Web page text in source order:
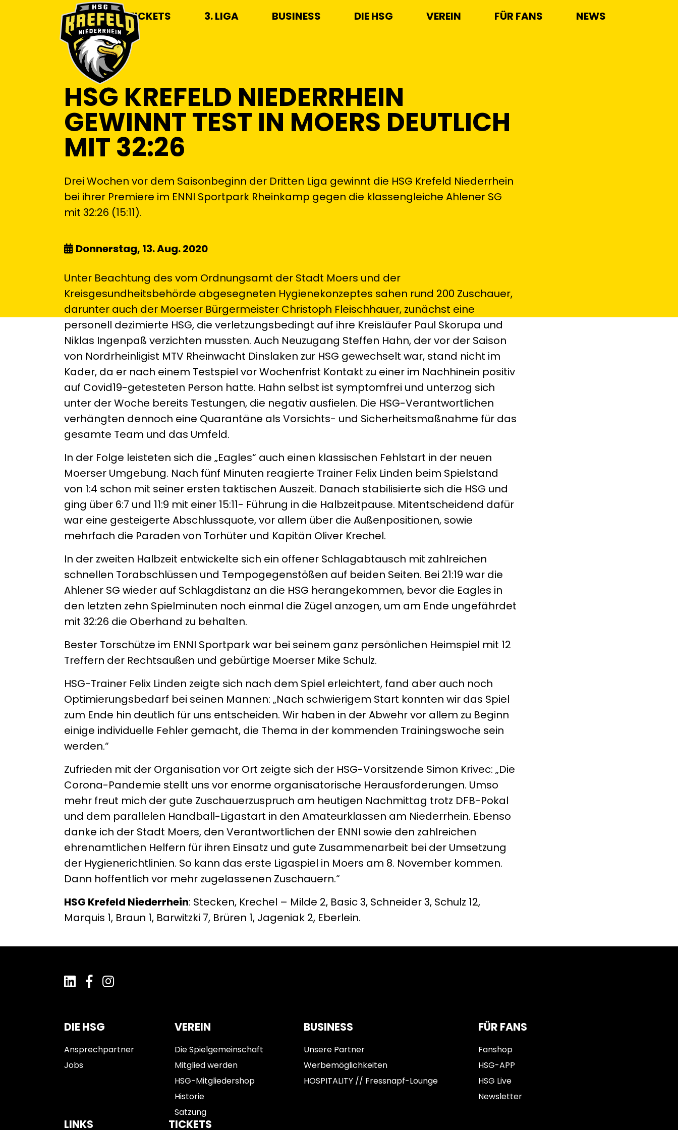
TICKETS 3. LIGA BUSINESS DIE HSG VEREIN FÜR FANS NEWS
HSG KREFELD NIEDERRHEIN
GEWINNT TEST IN MOERS DEUTLICH
MIT 32:26
Drei Wochen vor dem Saisonbeginn der Dritten Liga gewinnt die HSG Krefeld Niederrhein
bei ihrer Premiere im ENNI Sportpark Rheinkamp gegen die klassengleiche Ahlener SG
mit 32:26 (15:11).
Donnerstag, 13. Aug. 2020
Unter Beachtung des vom Ordnungsamt der Stadt Moers und der
Kreisgesundheitsbehörde abgesegneten Hygienekonzeptes sahen rund 200 Zuschauer,
darunter auch der Moerser Bürgermeister Christoph Fleischhauer, zunächst eine
personell dezimierte HSG, die verletzungsbedingt auf ihre Kreisläufer Paul Skorupa und
Niklas Ingenpaß verzichten mussten. Auch Neuzugang Steffen Hahn, der vor der Saison
von Nordrheinligist MTV Rheinwacht Dinslaken zur HSG gewechselt war, stand nicht im
Kader, da er nach einem Testspiel vor Wochenfrist Kontakt zu einer im Nachhinein positiv
auf Covid19-getesteten Person hatte. Hahn selbst ist symptomfrei und unterzog sich
unter der Woche bereits Testungen, die negativ ausfielen. Die HSG-Verantwortlichen
verhängten dennoch eine Quarantäne als Vorsichts- und Sicherheitsmaßnahme für das
gesamte Team und das Umfeld.
In der Folge leisteten sich die „Eagles“ auch einen klassischen Fehlstart in der neuen
Moerser Umgebung. Nach fünf Minuten reagierte Trainer Felix Linden beim Spielstand
von 1:4 schon mit seiner ersten taktischen Auszeit. Danach stabilisierte sich die HSG und
ging über 6:7 und 11:9 mit einer 15:11- Führung in die Halbzeitpause. Mitentscheidend dafür
war eine gesteigerte Abschlussquote, vor allem über die Außenpositionen, sowie
mehrfach die Paraden von Torhüter und Kapitän Oliver Krechel.
In der zweiten Halbzeit entwickelte sich ein offener Schlagabtausch mit zahlreichen
schnellen Torabschlüssen und Tempogegenstößen auf beiden Seiten. Bei 21:19 war die
Ahlener SG wieder auf Schlagdistanz an die HSG herangekommen, bevor die Eagles in
den letzten zehn Spielminuten noch einmal die Zügel anzogen, um am Ende ungefährdet
mit 32:26 die Oberhand zu behalten.
Bester Torschütze im ENNI Sportpark war bei seinem ganz persönlichen Heimspiel mit 12
Treffern der Rechtsaußen und gebürtige Moerser Mike Schulz.
HSG-Trainer Felix Linden zeigte sich nach dem Spiel erleichtert, fand aber auch noch
Optimierungsbedarf bei seinen Mannen: „Nach schwierigem Start konnten wir das Spiel
zum Ende hin deutlich für uns entscheiden. Wir haben in der Abwehr vor allem zu Beginn
einige individuelle Fehler gemacht, die Thema in der kommenden Trainingswoche sein
werden.“
Zufrieden mit der Organisation vor Ort zeigte sich der HSG-Vorsitzende Simon Krivec: „Die
Corona-Pandemie stellt uns vor enorme organisatorische Herausforderungen. Umso
mehr freut mich der gute Zuschauerzuspruch am heutigen Nachmittag trotz DFB-Pokal
und dem parallelen Handball-Ligastart in den Amateurklassen am Niederrhein. Ebenso
danke ich der Stadt Moers, den Verantwortlichen der ENNI sowie den zahlreichen
ehrenamtlichen Helfern für ihren Einsatz und gute Zusammenarbeit bei der Umsetzung
der Hygienerichtlinien. So kann das erste Ligaspiel in Moers am 8. November kommen.
Dann hoffentlich vor mehr zugelassenen Zuschauern.“
HSG Krefeld Niederrhein: Stecken, Krechel – Milde 2, Basic 3, Schneider 3, Schulz 12,
Marquis 1, Braun 1, Barwitzki 7, Brüren 1, Jageniak 2, Eberlein.
DIE HSG
Ansprechpartner
Jobs
VEREIN
Die Spielgemeinschaft
Mitglied werden
HSG-Mitgliedershop
Historie
Satzung
BUSINESS
Unsere Partner
Werbemöglichkeiten
HOSPITALITY // Fressnapf-Lounge
FÜR FANS
Fanshop
HSG-APP
HSG Live
Newsletter
LINKS TICKETS